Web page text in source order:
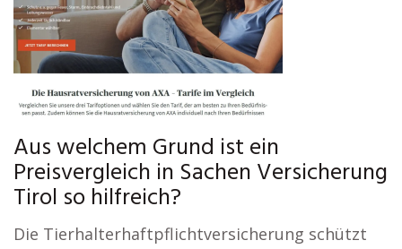
Aus welchem Grund ist ein
Preisvergleich in Sachen Versicherung
Tirol so hilfreich?
Die Tierhalterhaftpflichtversicherung schützt